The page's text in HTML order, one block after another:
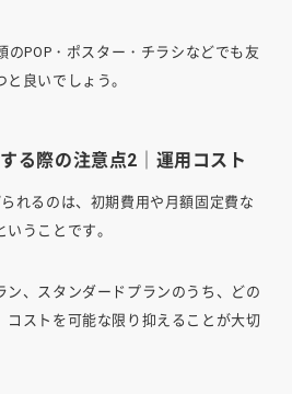
のPOP・ポスター・チラシなどでも友
良いでしょう。
る際の注意点2｜運用コスト
れるのは、初期費用や月額固定費な
うことです。
ン、スタンダードプランのうち、どの
コストを可能な限り抑えることが大切